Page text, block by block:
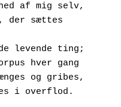
af mig selv,
de levende ting;
korpus hver gang
i overflod.